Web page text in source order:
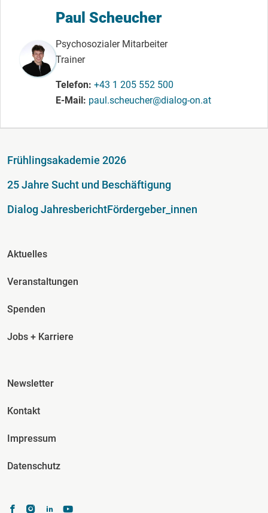
Paul Scheucher
Psychosozialer Mitarbeiter
Trainer
Telefon +43 1 205 552 500
E-Mail
paul.scheucher@dialog-on.at
Fußzeile
Frühlingsakademie 2026
25 Jahre Sucht und Beschäftigung
Dialog JahresberichtFördergeber_innen
Fusszeile Spalte 2
Aktuelles
Veranstaltungen
Spenden
Jobs + Karriere
Fusszeile Spalte 3
Newsletter
Kontakt
Impressum
Datenschutz